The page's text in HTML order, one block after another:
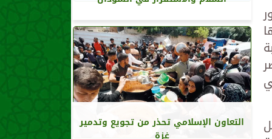
التعاون الإسلامي تحذر من تجويع وتدمير
غزة